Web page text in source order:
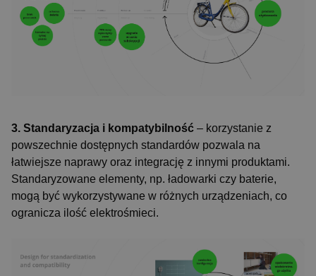
3. Standaryzacja i kompatybilność – korzystanie z
powszechnie dostępnych standardów pozwala na
łatwiejsze naprawy oraz integrację z innymi produktami.
Standaryzowane elementy, np. ładowarki czy baterie,
mogą być wykorzystywane w różnych urządzeniach, co
ogranicza ilość elektrośmieci.